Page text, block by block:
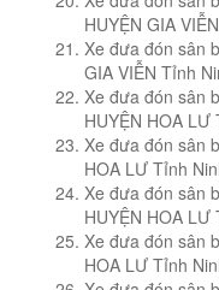
HUYỆN GIA
Xe đưa đón sân
GIA VIỄN Tỉnh
Xe đưa đón sân
HUYỆN HOA
Xe đưa đón sân
HOA LƯ Tỉnh
Xe đưa đón sân
HUYỆN HOA
Xe đưa đón sân
HOA LƯ Tỉnh